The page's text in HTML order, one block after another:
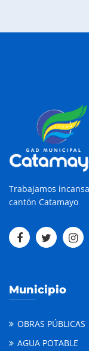
Trabajamos
cantón Catamayo
Municipio
OBRAS PÚBLICAS
AGUA POTABLE